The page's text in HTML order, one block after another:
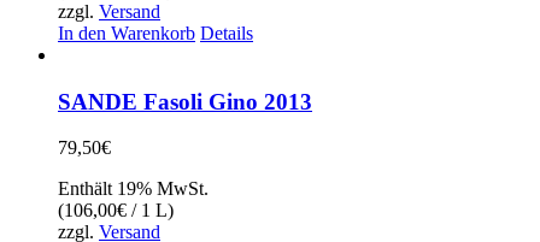
zzgl. Versand
In den Warenkorb Details
SANDE Fasoli Gino 2013
79,50€
Enthält 19% MwSt.
(106,00€ / 1 L)
zzgl. Versand